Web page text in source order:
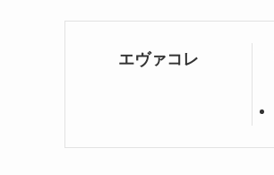
エヴァコレ